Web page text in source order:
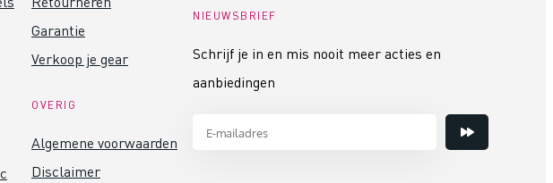
Garantie
Verkoop je gear
OVERIG
Algemene voorwaarden
Disclaimer
NIEUWSBRIEF
Schrijf je in en mis nooit meer acties en
aanbiedingen